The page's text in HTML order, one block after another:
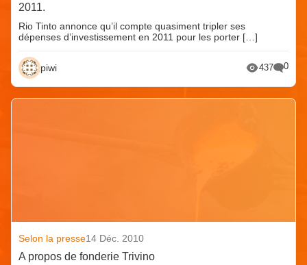
2011.
Rio Tinto annonce qu’il compte quasiment tripler ses
dépenses d’investissement en 2011 pour les porter […]
piwi 437 0
Selon la presse14 Déc. 2010
A propos de fonderie Trivino